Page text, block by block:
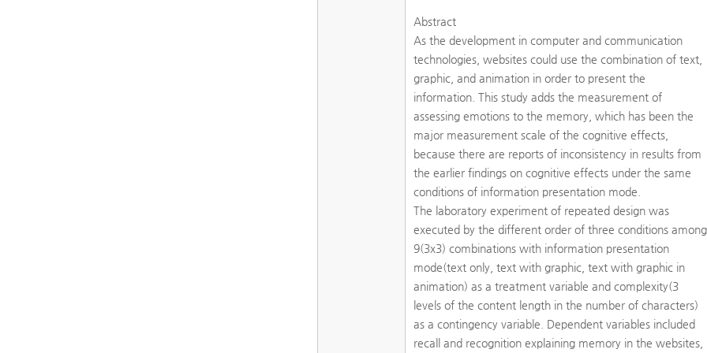
Abstract
As the development in computer and communication
technologies, websites could use the combination of text,
graphic, and animation in order to present the
information. This study adds the measurement of
assessing emotions to the memory, which has been the
major measurement scale of the cognitive effects,
because there are reports of inconsistency in results from
the earlier findings on cognitive effects under the same
conditions of information presentation mode.
The laboratory experiment of repeated design was
executed by the different order of three conditions
9(3x3) combinations with information presentation
mode(text only, text with graphic, text with graphic in
animation) as a treatment variable and complexity(3
levels of the content length in the number of characters)
as a contingency variable. Dependent variables included
recall and recognition explaining memory in the websites,